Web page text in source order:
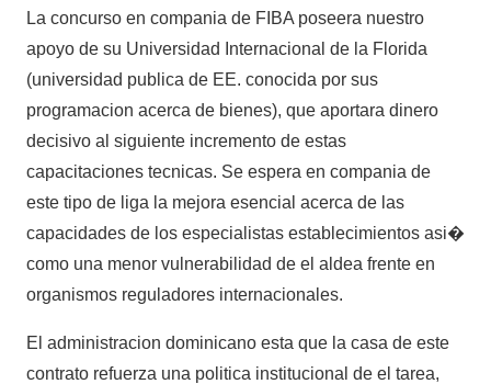
La concurso en compania de FIBA poseera nuestro
apoyo de su Universidad Internacional de la Florida
(universidad publica de EE. conocida por sus
programacion acerca de bienes), que aportara dinero
decisivo al siguiente incremento de estas
capacitaciones tecnicas. Se espera en compania de
este tipo de liga la mejora esencial acerca de las
capacidades de los especialistas establecimientos asi�
como una menor vulnerabilidad de el aldea frente en
organismos reguladores internacionales.
El administracion dominicano esta que la casa de este
contrato refuerza una politica institucional de el tarea,